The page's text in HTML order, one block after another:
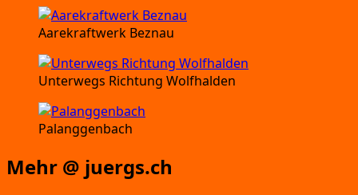
Aarekraftwerk Beznau
Unterwegs Richtung Wolfhalden
Palanggenbach
Mehr @ juergs.ch